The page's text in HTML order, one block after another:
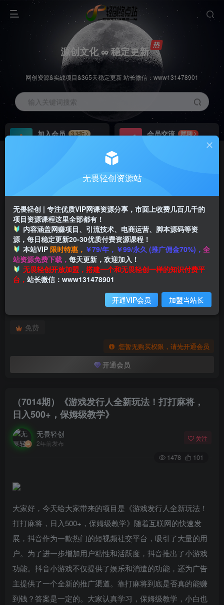
源创文化 ∞ 稳定更新
网创资源&实战项目&365天稳定更新 站长微信：www131478901
输入关键词搜索
加入会员
3.3折
会员交流
群聊
推广返佣高达70%
首页 创业课程 会员专属 正文
此内容为付费阅读，请付费后查看
会员专属资源
免费
您暂无购买权限，请先开通会员
开通会员
付费阅读
（7014期）《游戏发行人全新玩法！打打麻将，
日入500+，保姆级教学》
无畏轻创
2年前发布
关注
1478 101
大家好，今天给大家带来的项目是《游戏发行人全新玩法！
打打麻将，日入500+，保姆级教学》随着互联网的快速发
展，抖音作为一款热门的短视频社交平台，吸引了大量的用
户。为了进一步增加用户粘性和活跃度，抖音推出了小游戏
功能。抖音小游戏不仅提供了娱乐和消遣的功能，还为广告
主提供了一个全新的推广渠道。靠打麻将到底是否真的能赚
到钱？答案是一定的。大家认真学习，保姆级教学，小白也
无畏轻创资源站
无畏轻创 | 专注优质VIP网课资源分享，市面上收费几百几千的
项目资源课程这里全部都有！
内容涵盖网赚项目、引流技术、电商运营、脚本源码等资
源，每日稳定更新20-30优质付费资源课程！
本站VIP 限时特惠， ￥79/年，￥99/永久 (推广佣金70%)， 全
站资源免费下载， 每天更新，欢迎加入！
无畏轻创开放加盟，搭建一个和无畏轻创一样的知识付费平
台， 站长微信：www131478901
开通VIP会员 加盟当站长